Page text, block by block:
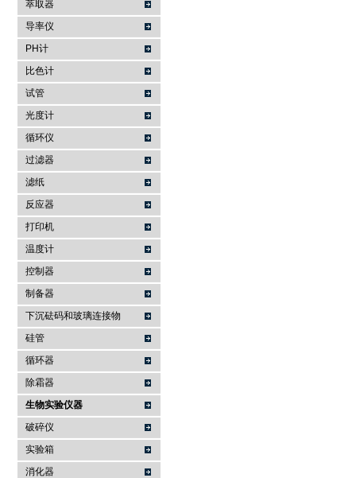
萃取器
导率仪
PH计
比色计
试管
光度计
循环仪
过滤器
滤纸
反应器
打印机
温度计
控制器
制备器
下沉砝码和玻璃连接物
硅管
循环器
除霜器
生物实验仪器
破碎仪
实验箱
消化器